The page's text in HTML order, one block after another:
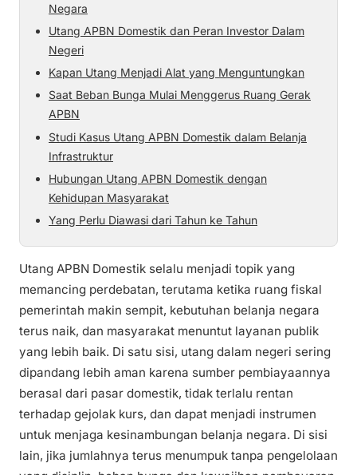
Negara
Utang APBN Domestik dan Peran Investor Dalam
Negeri
Kapan Utang Menjadi Alat yang Menguntungkan
Saat Beban Bunga Mulai Menggerus Ruang Gerak
APBN
Studi Kasus Utang APBN Domestik dalam Belanja
Infrastruktur
Hubungan Utang APBN Domestik dengan
Kehidupan Masyarakat
Yang Perlu Diawasi dari Tahun ke Tahun
Utang APBN Domestik selalu menjadi topik yang
memancing perdebatan, terutama ketika ruang fiskal
pemerintah makin sempit, kebutuhan belanja negara
terus naik, dan masyarakat menuntut layanan publik
yang lebih baik. Di satu sisi, utang dalam negeri sering
dipandang lebih aman karena sumber pembiayaannya
berasal dari pasar domestik, tidak terlalu rentan
terhadap gejolak kurs, dan dapat menjadi instrumen
untuk menjaga kesinambungan belanja negara. Di sisi
lain, jika jumlahnya terus menumpuk tanpa pengelolaan